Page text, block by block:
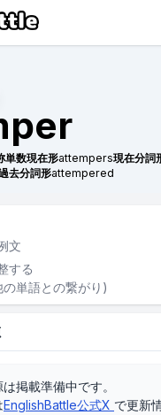
単数現在形attempers現在分詞
去分詞形attempered
文
する
単語との繋がり)
掲載準備中です。
EnglishBattle公式X で更新